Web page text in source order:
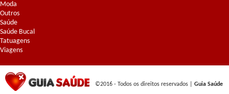
Moda
Outros
Saúde
Saúde Bucal
Tatuagens
Viagens
©2016 - Todos os direitos reservados | Guia Saúde